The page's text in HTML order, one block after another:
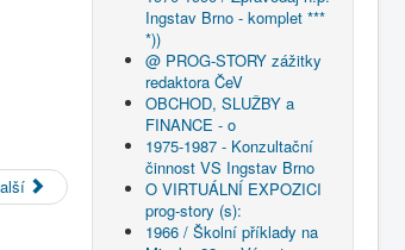
Ingstav Brno - komplet ***
*))
@ PROG-STORY zážitky
redaktora ČeV
OBCHOD, SLUŽBY a
FINANCE - o
1975-1987 - Konzultační
činnost VS Ingstav Brno
O VIRTUÁLNÍ EXPOZICI
prog-story (s):
1966 / Školní příklady na